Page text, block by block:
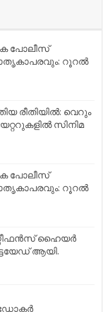
പോലീസ്
റൂറൽ
രീതിയിൽ: വെറും
സിനിമ
പോലീസ്
റൂറൽ
ഹൈയർ
ആയി.